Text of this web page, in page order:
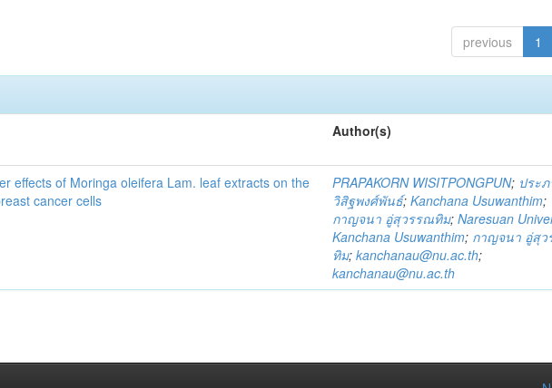
previous 1
Author(s)
effects of Moringa oleifera Lam. leaf extracts on the
cancer cells
PRAPAKORN WISITPONGPUN; ประ
วิสิฐพงศ์พันธ์;Kanchana Usuwanthim;
กาญจนา อู่สุวรรณทิม;Naresuan
Kanchana Usuwanthim; กาญจนา อู่สุ
ทิม;kanchanau@nu.ac.th;
kanchanau@nu.ac.th